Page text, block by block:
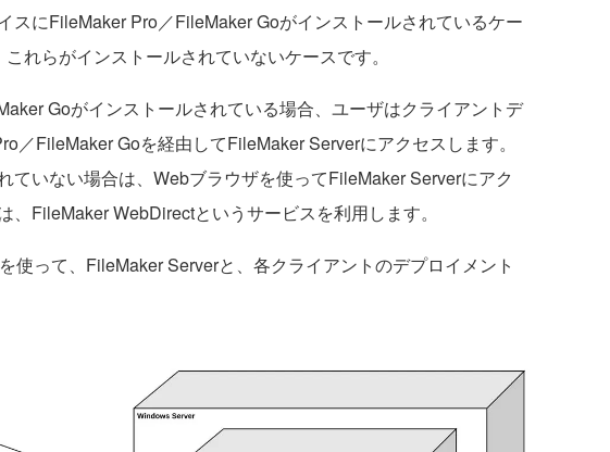
スにFileMaker Pro／FileMaker Goがインストールされているケー
れらがインストールされていないケースです。
Goがインストールされている場合、ユーザはクライアントデ
／FileMaker Goを経由してFileMaker Serverにアクセスします。
ていない場合は、Webブラウザを使ってFileMaker Serverにアク
、FileMaker WebDirectというサービスを利用します。
使って、FileMaker Serverと、各クライアントのデプロイメント